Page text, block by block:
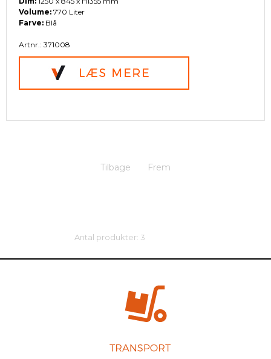
Volume: 770 Liter
Farve: Blå
Artnr.: 371008
Tilbage Frem
Antal produkter: 3